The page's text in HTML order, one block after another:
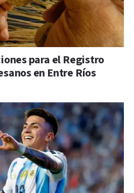
para el Registro
en Entre Ríos